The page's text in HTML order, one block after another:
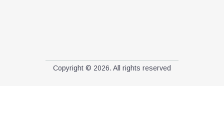
Copyright © 2026. All rights reserved